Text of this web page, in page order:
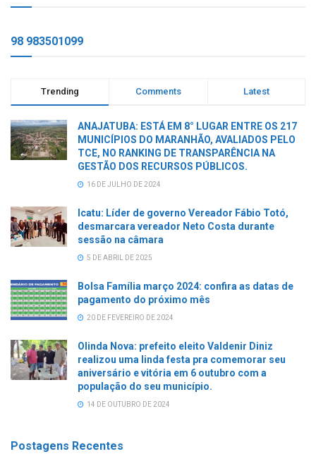
98 983501099
Trending Comments Latest
ANAJATUBA: ESTÁ EM 8° LUGAR ENTRE OS 217
MUNICÍPIOS DO MARANHÃO, AVALIADOS PELO
TCE, NO RANKING DE TRANSPARÊNCIA NA
GESTÃO DOS RECURSOS PÚBLICOS.
16 DE JULHO DE 2024
Icatu: Líder de governo Vereador Fábio Totó,
desmarcara vereador Neto Costa durante
sessão na câmara
5 DE ABRIL DE 2025
Bolsa Família março 2024: confira as datas de
pagamento do próximo mês
20 DE FEVEREIRO DE 2024
Olinda Nova: prefeito eleito Valdenir Diniz
realizou uma linda festa pra comemorar seu
aniversário e vitória em 6 outubro com a
população do seu município.
14 DE OUTUBRO DE 2024
Postagens Recentes